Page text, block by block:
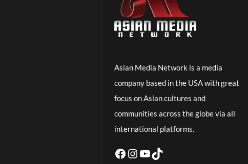
Asian Media Network is a media
company based in the USA with great
focus on Asian cultures and
communities across the globe via all
international platforms.
Facebook
Instagram
YouTube
TikTok